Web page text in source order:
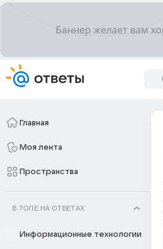
Главная
Моя лента
Пространства
В ТОПЕ НА ОТВЕТАХ
Информационные технологии